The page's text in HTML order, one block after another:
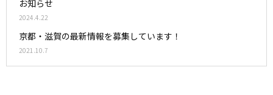
お知らせ
2024.4.22
京都・滋賀の最新情報を募集しています！
2021.10.7